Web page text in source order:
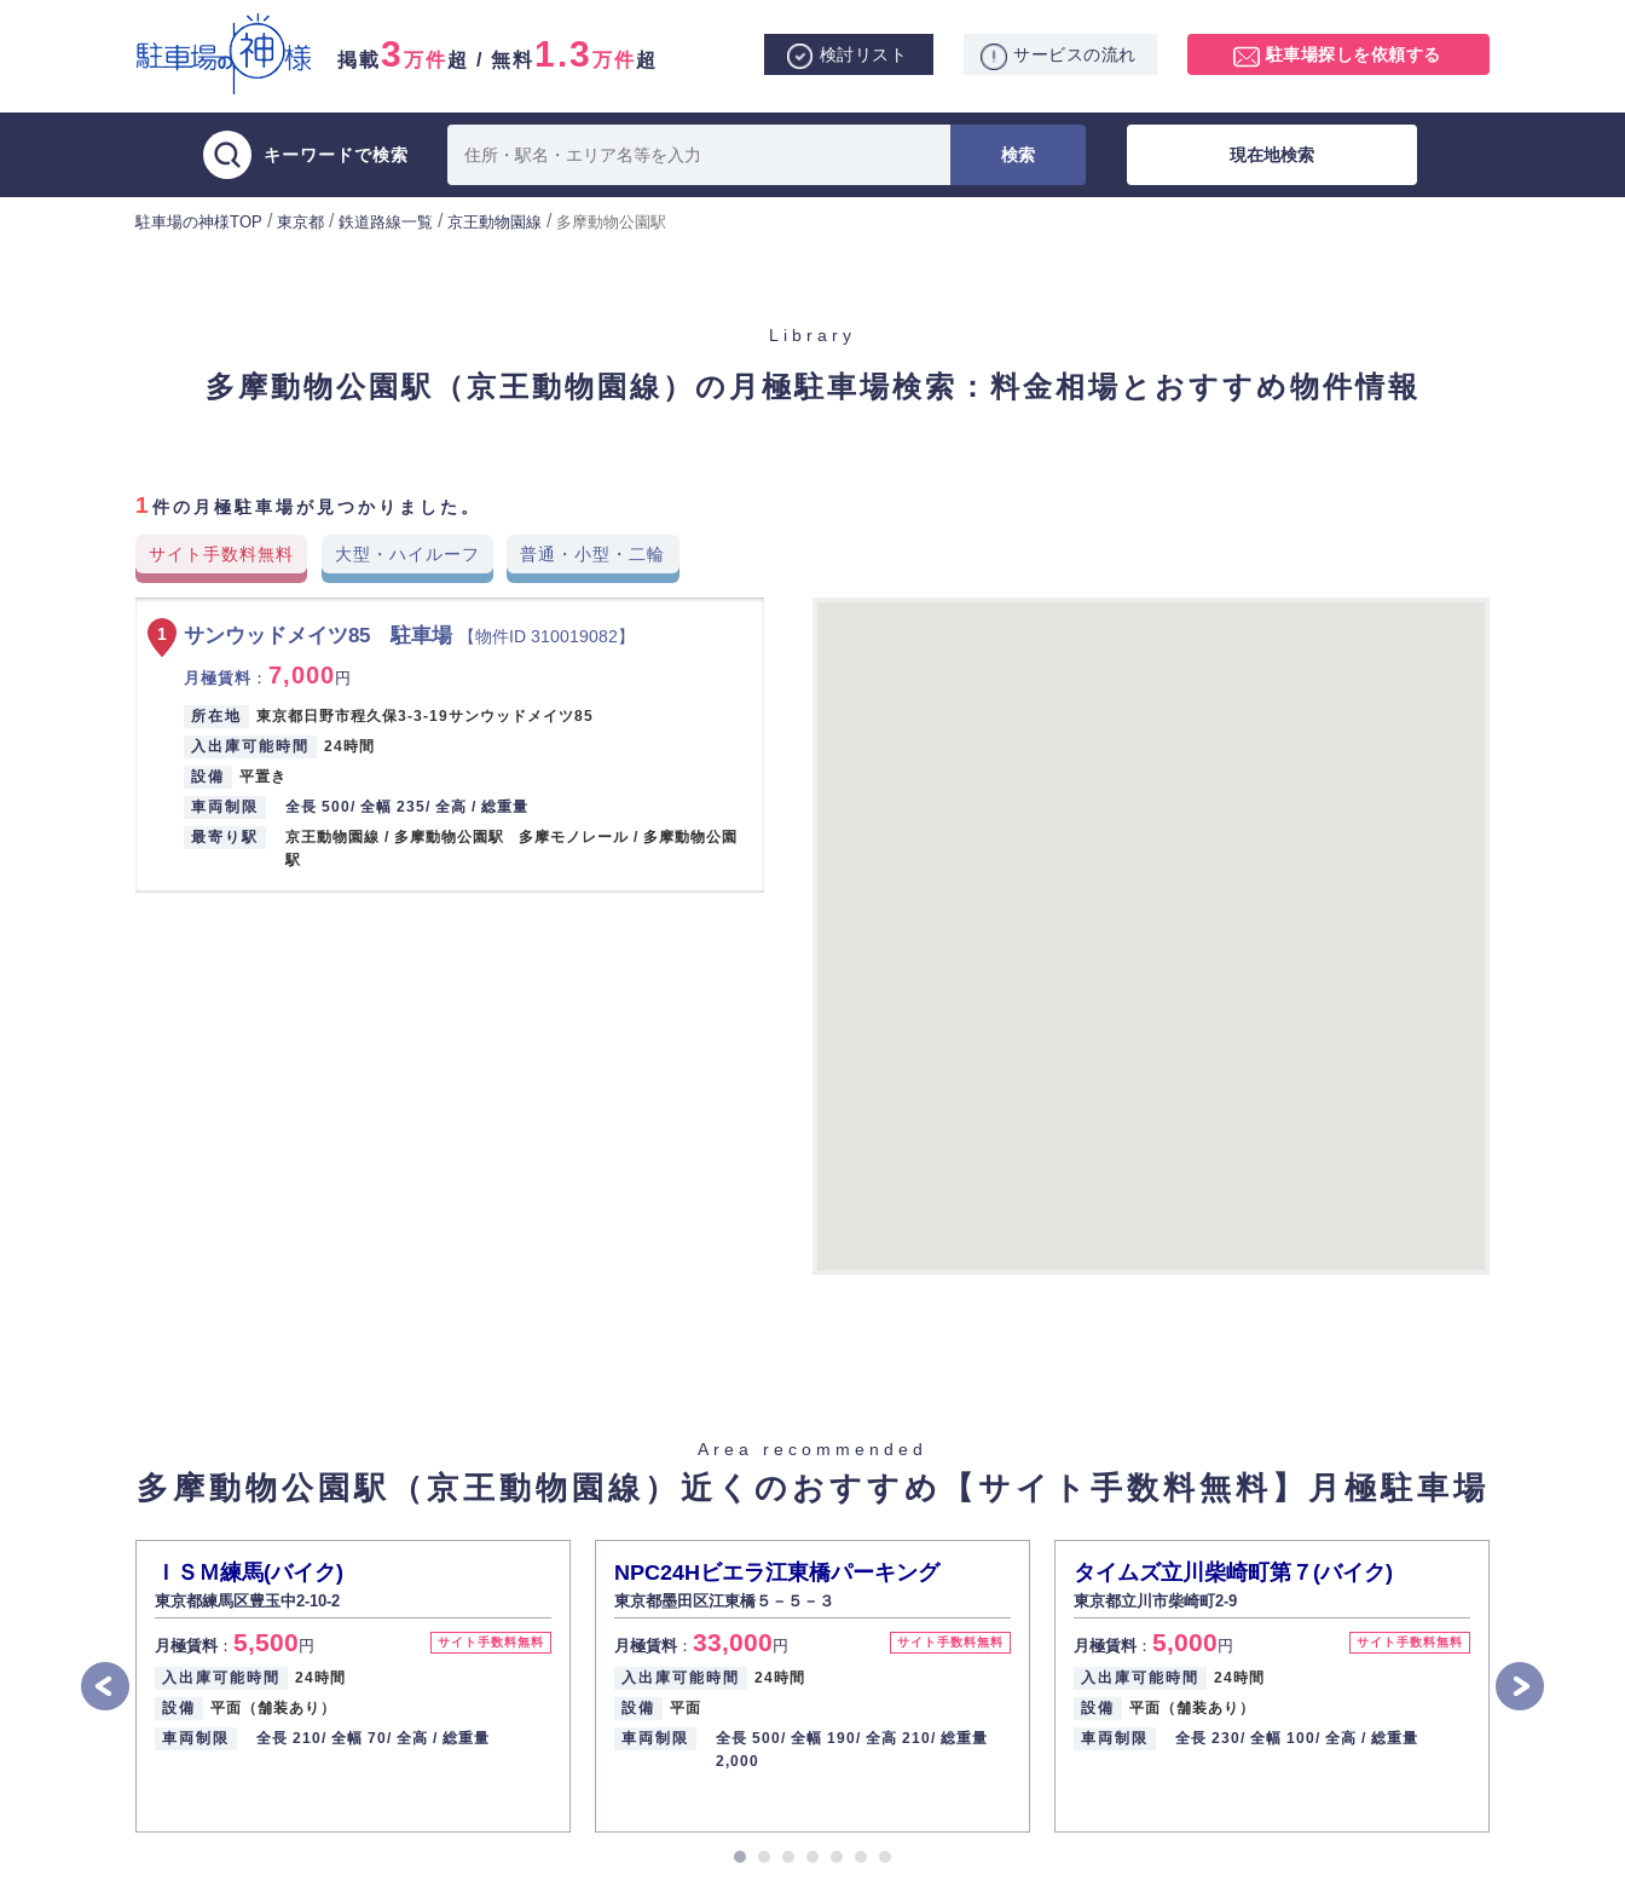
掲載3万件超 / 無料1.3万件超 検討リスト サービスの流れ 駐車場探しを依頼する
キーワードで検索 現在地検索
駐車場の神様TOP / 東京都 / 鉄道路線一覧 / 京王動物園線 / 多摩動物公園駅
Library
多摩動物公園駅（京王動物園線）の月極駐車場検索： 料金相場とおすすめ物件情報
1 件の月極駐車場が見つかりました。
サイト手数料無料 大型・ハイルーフ 普通・小型・二輪
サンウッドメイツ85 駐車場 【物件ID 310019082】
月極賃料 ： 7,000 円
所在地
東京都日野市程久保3-3-19サンウッドメイツ85
入出庫可能時間
24時間
設備
平置き
車両制限
全長 500/ 全幅 235/ 全高 / 総重量
最寄り駅
京王動物園線 / 多摩動物公園駅 多摩モノレール / 多摩動物公園
駅
1
Area recommended
多摩動物公園駅（京王動物園線）近くのおすすめ 【サイト手数料無料】月極駐車場
ＩＳＭ練馬(バイク)
東京都練馬区豊玉中2-10-2
サイト手数料無料
月極賃料： 5,500円
入出庫可能時間
24時間
設備
平面（舗装あり）
車両制限
全長 210/ 全幅 70/ 全高 / 総重量
NPC24Hビエラ江東橋パーキング
東京都墨田区江東橋５－５－３
サイト手数料無料
月極賃料： 33,000円
入出庫可能時間
24時間
設備
平面
車両制限
全長 500/ 全幅 190/ 全高 210/ 総重量
2,000
タイムズ立川柴崎町第７(バイク)
東京都立川市柴崎町2-9
サイト手数料無料
月極賃料： 5,000円
入出庫可能時間
24時間
設備
平面（舗装あり）
車両制限
全長 230/ 全幅 100/ 全高 / 総重量
入出庫可